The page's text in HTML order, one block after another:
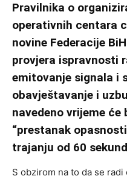
Pravilnika o
operativnih centara
novine Federacije
provjera ispravnosti
emitovanje signala i
obavještavanje i
navedeno vrijeme
“prestanak
trajanju od 60
S obzirom na to da se